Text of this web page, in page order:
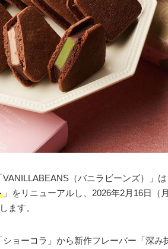
（バニラビーンズ）」
」をリニューアルし、2026年2月16日（
ます。
ョーコラ」から新作フレーバー「深み